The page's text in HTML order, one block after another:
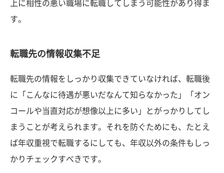
上に相性の悪い職場に転職してしまう可能性があり得ま
す。
転職先の情報収集不足
転職先の情報をしっかり収集できていなければ、転職後
に「こんなに待遇が悪いだなんて知らなかった」「オン
コールや当直対応が想像以上に多い」とがっかりしてし
まうことが考えられます。それを防ぐためにも、たとえ
ば年収重視で転職するにしても、年収以外の条件もしっ
かりチェックすべきです。